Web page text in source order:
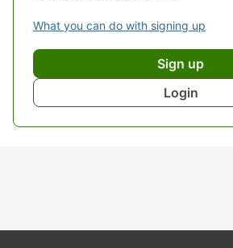
What you can do with signing up
Sign up
Login